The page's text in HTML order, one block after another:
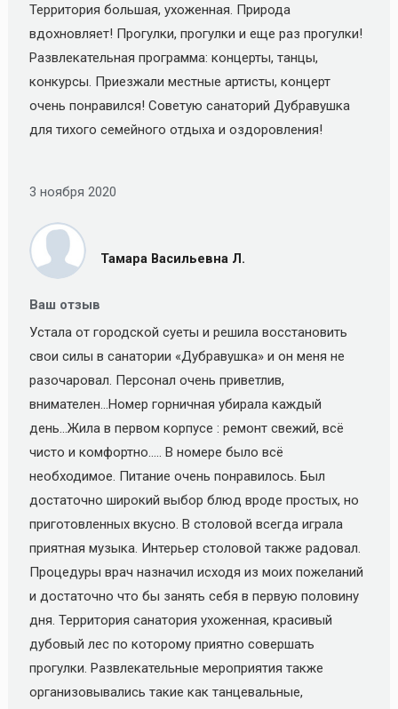
Территория большая, ухоженная. Природа
вдохновляет! Прогулки, прогулки и еще раз прогулки!
Развлекательная программа: концерты, танцы,
конкурсы. Приезжали местные артисты, концерт
очень понравился! Советую санаторий Дубравушка
для тихого семейного отдыха и оздоровления!
3 ноября 2020
Тамара Васильевна Л.
Ваш отзыв
Устала от городской суеты и решила восстановить
свои силы в санатории «Дубравушка» и он меня не
разочаровал. Персонал очень приветлив,
внимателен...Номер горничная убирала каждый
день...Жила в первом корпусе : ремонт свежий, всё
чисто и комфортно..... В номере было всё
необходимое. Питание очень понравилось. Был
достаточно широкий выбор блюд вроде простых, но
приготовленных вкусно. В столовой всегда играла
приятная музыка. Интерьер столовой также радовал.
Процедуры врач назначил исходя из моих пожеланий
и достаточно что бы занять себя в первую половину
дня. Территория санатория ухоженная, красивый
дубовый лес по которому приятно совершать
прогулки. Развлекательные мероприятия также
организовывались такие как танцевальные,